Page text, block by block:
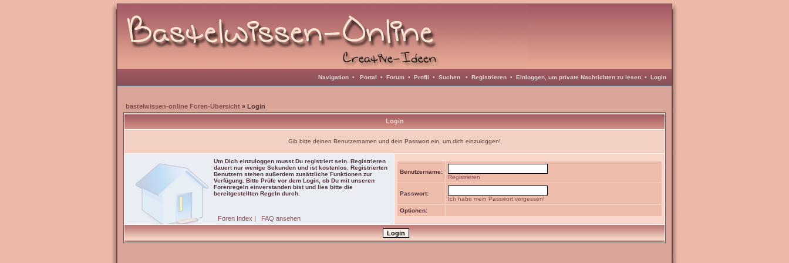
Navigation • Portal • Forum • Profil • Suchen • Registrieren • Einloggen, um private Nachrichten zu lesen • Login
bastelwissen-online Foren-Übersicht » Login
Login
Gib bitte deinen Benutzernamen und dein Passwort ein, um dich einzuloggen!
Um Dich einzuloggen musst Du registriert sein. Registrieren
dauert nur wenige Sekunden und ist kostenlos. Registrierten
Benutzern stehen außerdem zusätzliche Funktionen zur
Verfügung. Bitte Prüfe vor dem Login, ob Du mit unseren
Forenregeln einverstanden bist und lies bitte die
bereitgestellten Regeln durch.
Foren Index | FAQ ansehen
Benutzername:
Registrieren
Passwort:
Ich habe mein Passwort vergessen!
Optionen: